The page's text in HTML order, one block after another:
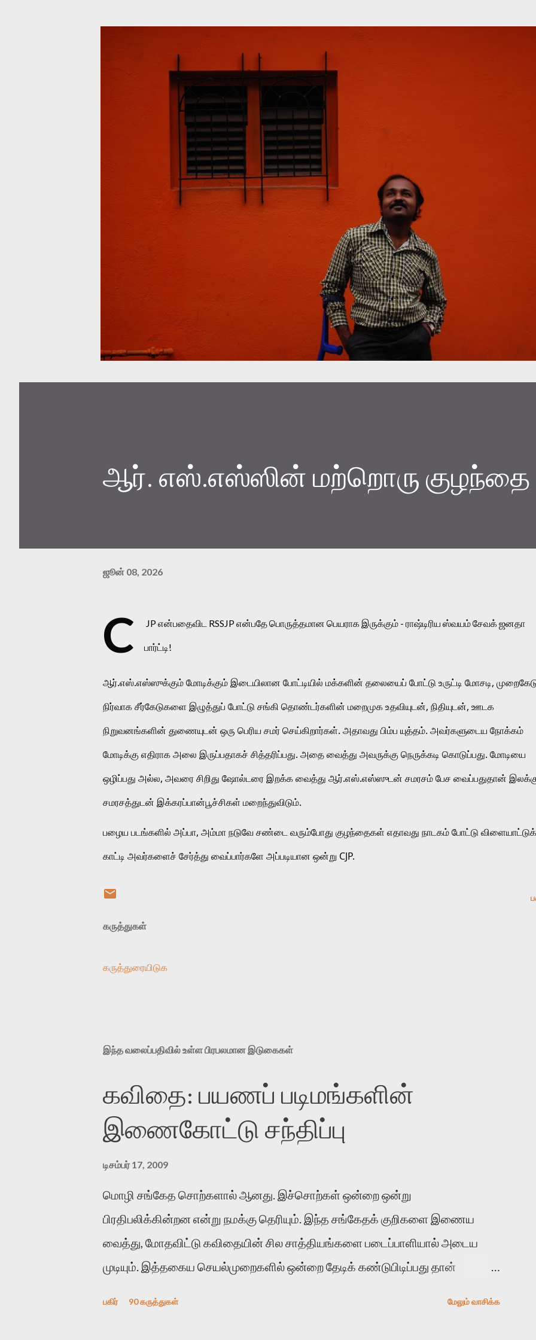
ஆர். எஸ்.எஸ்ஸின் மற்றொரு குழந்தை
ஜூன் 08, 2026
C JP என்பதைவிட RSSJP என்பதே பொருத்தமான பெயராக இருக்கும் - ராஷ்டிரிய ஸ்வயம் சேவக் ஜனதா
பார்ட்டி!
ஆர்.எஸ்.எஸ்ஸுக்கும் மோடிக்கும் இடையிலான போட்டியில் மக்களின் தலையைப் போட்டு உருட்டி மோசடி,
நிர்வாக சீர்கேடுகளை இழுத்துப் போட்டு சங்கி தொண்டர்களின் மறைமுக உதவியுடன், நிதியுடன், ஊடக
நிறுவனங்களின் துணையுடன் ஒரு பெரிய சமர் செய்கிறார்கள். அதாவது பிம்ப யுத்தம். அவர்களுடைய நோக்கம்
மோடிக்கு எதிராக அலை இருப்பதாகச் சித்தரிப்பது. அதை வைத்து அவருக்கு நெருக்கடி கொடுப்பது. மோடியை
ஒழிப்பது அல்ல, அவரை சிறிது ஷோல்டரை இறக்க வைத்து ஆர்.எஸ்.எஸ்ஸுடன் சமரசம் பேச வைப்பதுதான்
சமரசத்துடன் இக்கரப்பான்பூச்சிகள் மறைந்துவிடும்.
பழைய படங்களில் அப்பா, அம்மா நடுவே சண்டை வரும்போது குழந்தைகள் எதாவது நாடகம் போட்டு விளையாட்டுக்
காட்டி அவர்களைச் சேர்த்து வைப்பார்களே அப்படியான ஒன்று CJP.
கருத்துகள்
கருத்துரையிடுக
இந்த வலைப்பதிவில் உள்ள பிரபலமான இடுகைகள்
கவிதை: பயணப் படிமங்களின்
இணைகோட்டு சந்திப்பு
டிசம்பர் 17, 2009
மொழி சங்கேத சொற்களால் ஆனது. இச்சொற்கள் ஒன்றை ஒன்று
பிரதிபலிக்கின்றன என்று நமக்கு தெரியும். இந்த சங்கேதக் குறிகளை இணைய
வைத்து, மோதவிட்டு கவிதையின் சில சாத்தியங்களை படைப்பாளியால் அடைய
முடியும். இத்தகைய செயல்முறைகளில் ஒன்றை தேடிக் கண்டுபிடிப்பது தான்
பகிர் 90 கருத்துகள் மேலும் வாசிக்க